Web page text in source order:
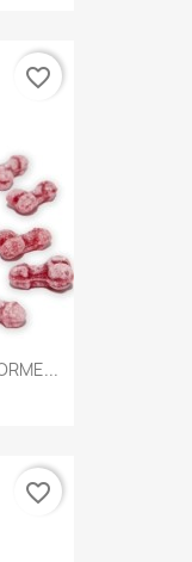
favorite_border
favorite_border